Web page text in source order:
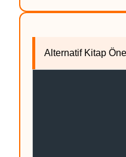
Alternatif Kitap